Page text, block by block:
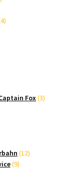
44
Fox 33
1212
99